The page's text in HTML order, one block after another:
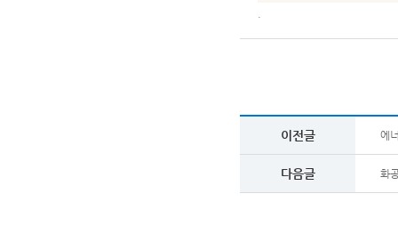
이전글 에
다음글 화